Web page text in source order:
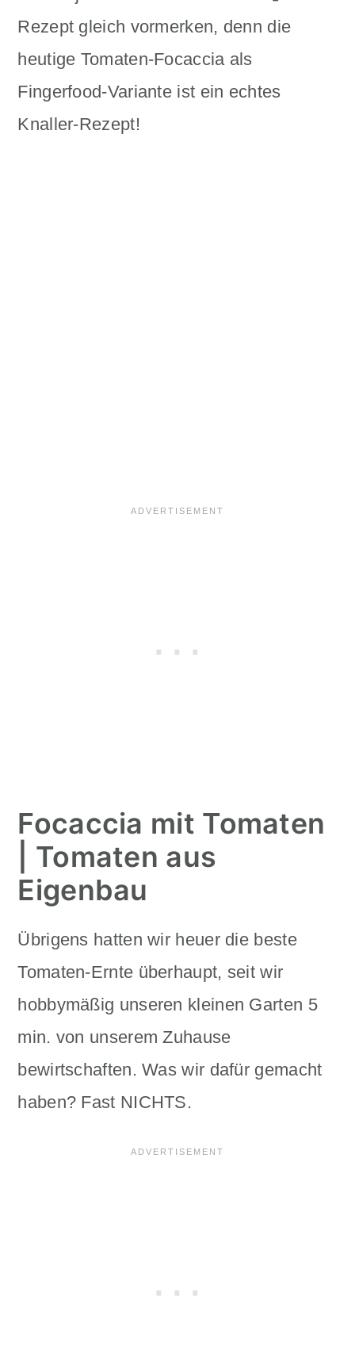
Rezept gleich vormerken, denn die
heutige Tomaten-Focaccia als
Fingerfood-Variante ist ein echtes
Knaller-Rezept!
Focaccia mit Tomaten
| Tomaten aus
Eigenbau
Übrigens hatten wir heuer die beste
Tomaten-Ernte überhaupt, seit wir
hobbymäßig unseren kleinen Garten 5
min. von unserem Zuhause
bewirtschaften. Was wir dafür gemacht
haben? Fast NICHTS.